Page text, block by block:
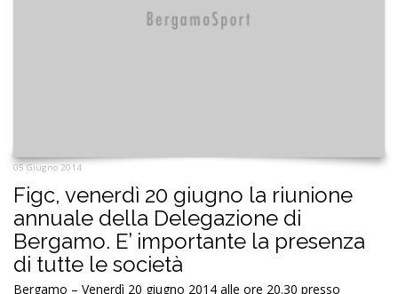
05 Giugno 2014
Figc, venerdì 20 giugno la riunione
annuale della Delegazione di
Bergamo. E’ importante la presenza
di tutte le società
Bergamo – Venerdì 20 giugno 2014 alle ore 20.30 presso